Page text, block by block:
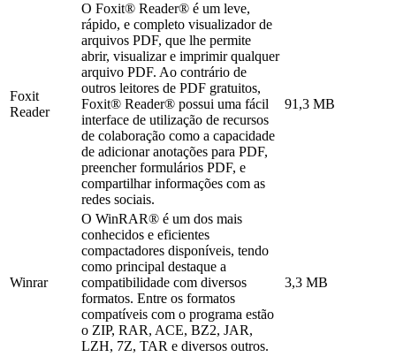
Foxit
Reader
O Foxit® Reader® é um leve,
rápido, e completo visualizador de
arquivos PDF, que lhe permite
abrir, visualizar e imprimir qualquer
arquivo PDF. Ao contrário de
outros leitores de PDF gratuitos,
Foxit® Reader® possui uma fácil
interface de utilização de recursos
de colaboração como a capacidade
de adicionar anotações para PDF,
preencher formulários PDF, e
compartilhar informações com as
redes sociais.
91,3 MB
Winrar
O WinRAR® é um dos mais
conhecidos e eficientes
compactadores disponíveis, tendo
como principal destaque a
compatibilidade com diversos
formatos. Entre os formatos
compatíveis com o programa estão
o ZIP, RAR, ACE, BZ2, JAR,
LZH, 7Z, TAR e diversos outros.
3,3 MB